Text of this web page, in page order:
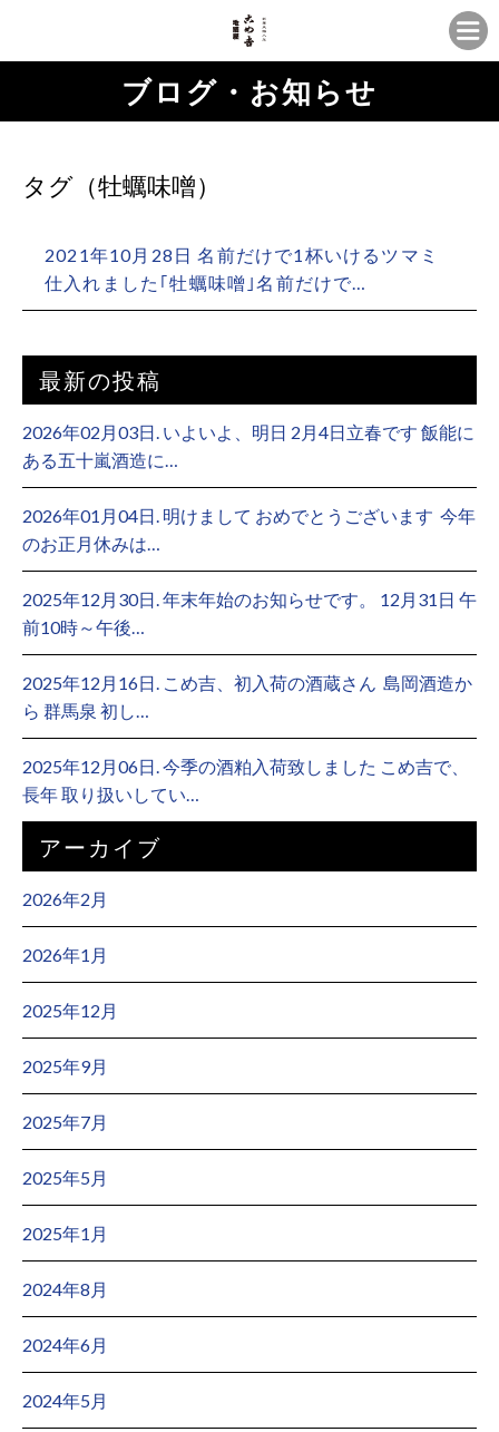
ブログ・お知らせ
タグ（牡蠣味噌）
2021年10月28日 名前だけで1杯いけるツマミ
仕入れました｢牡蠣味噌｣名前だけで…
最新の投稿
2026年02月03日. いよいよ、明日 2月4日立春です 飯能に
ある五十嵐酒造に…
2026年01月04日. 明けまして おめでとうございます ⁡ 今年
のお正月休みは…
2025年12月30日. 年末年始のお知らせです。 12月31日 午
前10時～午後…
2025年12月16日. こめ吉、初入荷の酒蔵さん ⁡ 島岡酒造か
ら 群馬泉 初し…
2025年12月06日. 今季の酒粕入荷致しました こめ吉で、
長年 取り扱いしてい…
アーカイブ
2026年2月
2026年1月
2025年12月
2025年9月
2025年7月
2025年5月
2025年1月
2024年8月
2024年6月
2024年5月